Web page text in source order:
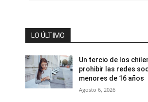
LO ÚLTIMO
Un tercio de los
prohibir las redes
menores de 16 años
Agosto 6, 2026